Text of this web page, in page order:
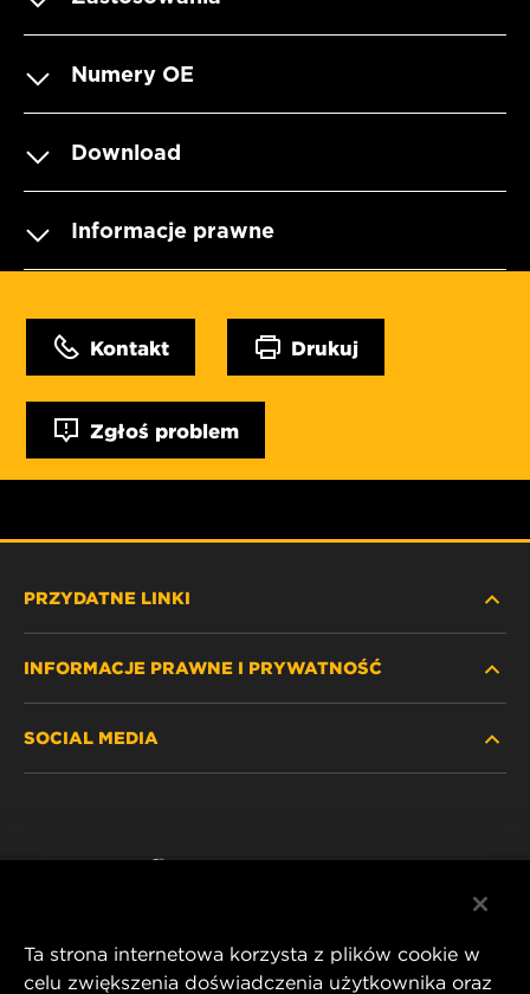
Numery OE
Download
Informacje prawne
Kontakt Drukuj
Zgłoś problem
PRZYDATNE LINKI
GDZIE KUPIĆ
INFORMACJE PRAWNE I PRYWATNOŚĆ
SOCIAL MEDIA
Ta strona internetowa korzysta z plików cookie w
celu zwiększenia doświadczenia użytkownika oraz